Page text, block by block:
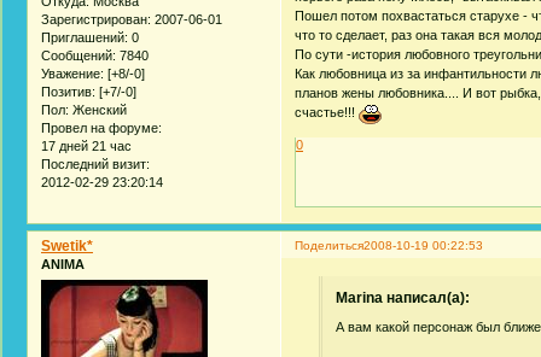
Зарегистрирован: 2007-06-01
Приглашений: 0
Сообщений: 7840
Уважение: [+8/-0]
Позитив: [+7/-0]
Пол: Женский
Провел на форуме:
17 дней 21 час
Последний визит:
2012-02-29 23:20:14
Пошел потом похвастаться старухе -
что то сделает, раз она такая вся
По сути -история любовного
Как любовница из за инфантильности
планов жены любовника.... И вот рыбка,
счастье!!!
0
Поделиться2008-10-19 00:22:53
Swetik*
ANIMA
Marina написал(а):
А вам какой персонаж был ближе